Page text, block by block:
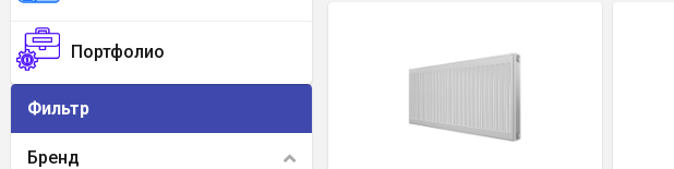
Портфолио
Фильтр
Бренд